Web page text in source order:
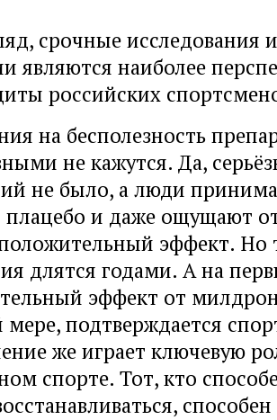
срочные исследования
являются наиболее
российских
на бесполезность
не кажутся. Да,
не было, а люди
плацебо и даже ощущают
эффект. Но
длятся годами. А на
эффект от
подтверждается
же играет ключевую
спорте. Тот, кто